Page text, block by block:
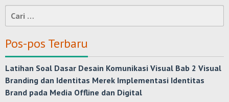
Cari
untuk:
Pos-pos Terbaru
Latihan Soal Dasar Desain Komunikasi Visual Bab 2 Visual
Branding dan Identitas Merek Implementasi Identitas
Brand pada Media Offline dan Digital